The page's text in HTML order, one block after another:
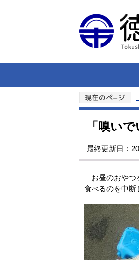
「嗅い
最終更新日：
お昼のおやつ
食べるのを中断